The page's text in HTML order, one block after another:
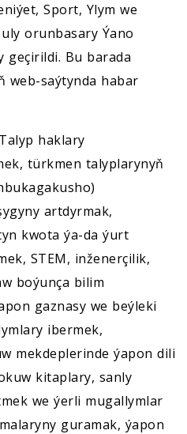
Sport, Ylym we
orunbasary Ýano
geçirildi. Bu barada
web-saýtynda habar
haklary
türkmen talyplarynyň
artdyrmak,
kwota ýa-da ýurt
STEM, inženerçilik,
boýunça bilim
gaznasy we beýleki
ibermek,
mekdeplerinde ýapon dili
kitaplary, sanly
we ýerli mugallymlar
guramak, ýapon